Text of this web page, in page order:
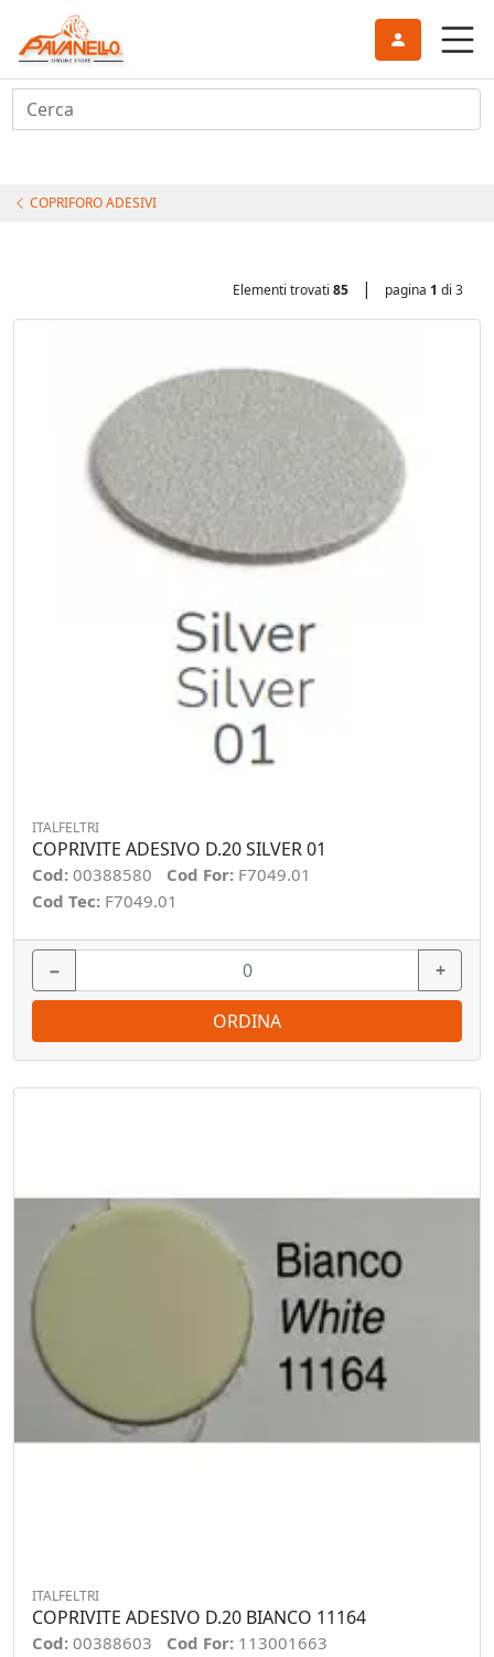
Cerca
COPRIFORO ADESIVI
Elementi trovati 85 | pagina 1 di 3
ITALFELTRI
COPRIVITE ADESIVO D.20 SILVER 01
Cod: 00388580 Cod For: F7049.01
Cod Tec: F7049.01
− +
ORDINA
ITALFELTRI
COPRIVITE ADESIVO D.20 BIANCO 11164
Cod: 00388603 Cod For: 113001663